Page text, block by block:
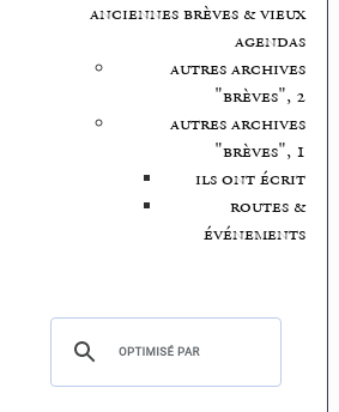
anciennes brèves & vieux
agendas
autres archives
"brèves", 2
autres archives
"brèves", 1
ils ont écrit
routes &
événements